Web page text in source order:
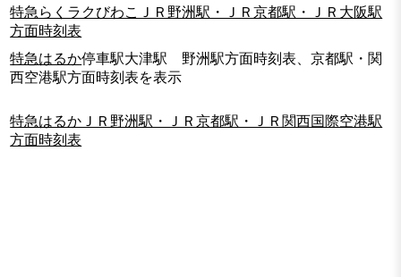
特急らくラクびわこＪＲ野洲駅・ＪＲ京都駅・ＪＲ大阪駅
方面時刻表
特急はるか停車駅大津駅 野洲駅方面時刻表、京都駅・関
西空港駅方面時刻表を表示
特急はるかＪＲ野洲駅・ＪＲ京都駅・ＪＲ関西国際空港駅
方面時刻表